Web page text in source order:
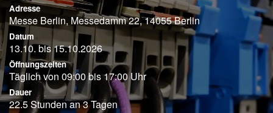
Adresse
Messe Berlin, Messedamm 22, 14055 Berlin
Datum
13.10. bis 15.10.2026
Öffnungszeiten
Täglich von 09:00 bis 17:00 Uhr
Dauer
22.5 Stunden an 3 Tagen